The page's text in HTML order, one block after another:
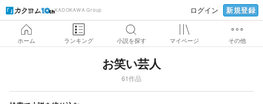
KADOKAWA Group ログイン 新規登録
ホーム ランキング 小説を探す マイページ その他
お笑い芸人
61作品